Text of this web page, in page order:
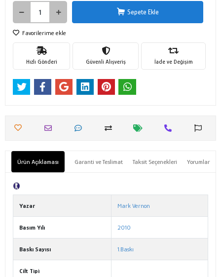
Sepete Ekle
Favorilerime ekle
Hızlı Gönderi Güvenli Alışveriş İade ve Değişim
Ürün Açıklaması Garanti ve Teslimat Taksit Seçenekleri Yorumlar
Yazar Mark Vernon
Basım Yılı 2010
Baskı Sayısı 1.Baskı
Cilt Tipi